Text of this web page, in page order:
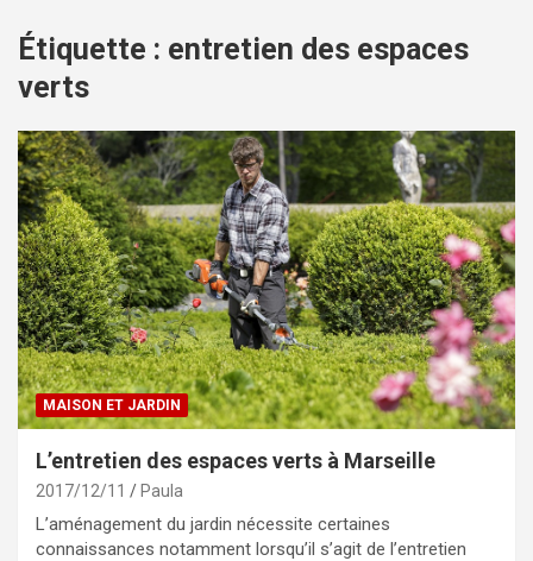
Étiquette : entretien des espaces
verts
MAISON ET JARDIN
L’entretien des espaces verts à Marseille
2017/12/11 Paula
L’aménagement du jardin nécessite certaines
connaissances notamment lorsqu’il s’agit de l’entretien